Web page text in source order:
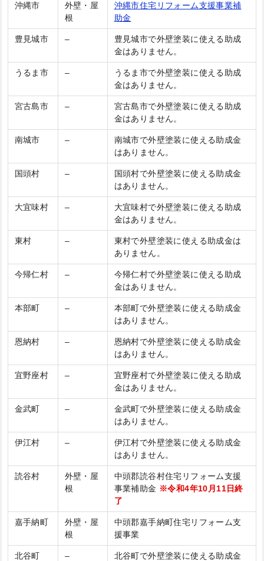
沖縄市
外壁・屋
根
沖縄市住宅リフォーム支援事業補
助金
豊見城市 –
豊見城市で外壁塗装に使える助成
金はありません。
うるま市 –
うるま市で外壁塗装に使える助成
金はありません。
宮古島市 –
宮古島市で外壁塗装に使える助成
金はありません。
南城市 –
南城市で外壁塗装に使える助成金
はありません。
国頭村 –
国頭村で外壁塗装に使える助成金
はありません。
大宜味村 –
大宜味村で外壁塗装に使える助成
金はありません。
東村 –
東村で外壁塗装に使える助成金は
ありません。
今帰仁村 –
今帰仁村で外壁塗装に使える助成
金はありません。
本部町 –
本部町で外壁塗装に使える助成金
はありません。
恩納村 –
恩納村で外壁塗装に使える助成金
はありません。
宜野座村 –
宜野座村で外壁塗装に使える助成
金はありません。
金武町 –
金武町で外壁塗装に使える助成金
はありません。
伊江村 –
伊江村で外壁塗装に使える助成金
はありません。
読谷村
外壁・屋
根
中頭郡読谷村住宅リフォーム支援
事業補助金 ※令和4年10月11日終
了
嘉手納町
外壁・屋
根
中頭郡嘉手納町住宅リフォーム支
援事業
北谷町 –
北谷町で外壁塗装に使える助成金